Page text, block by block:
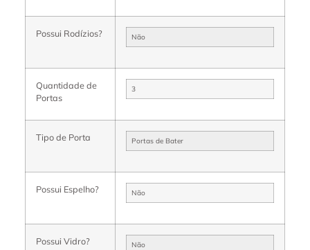
Possui Rodízios? Não
Quantidade de
Portas
3
Tipo de Porta Portas de Bater
Possui Espelho? Não
Possui Vidro? Não